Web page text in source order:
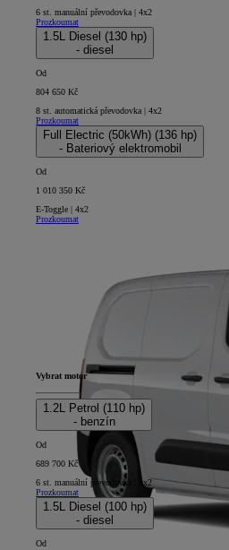
6 st. manuální převodovka | 4x2
Prozkoumat
1.5L Diesel (130 hp)
- diesel
Od
804 650 Kč
8 st. automatická převodovka | 4x2
Prozkoumat
Full Electric (50kWh) (136 hp)
- Bateriový elektromobil
Od
1 010 350 Kč
E-Toggle | 4x2
Prozkoumat
Vybrat motor
1.2L Petrol (110 hp)
- benzín
Od
689 700 Kč
6 st. manuální převodovka | 4x2
Prozkoumat
1.5L Diesel (100 hp)
- diesel
Od